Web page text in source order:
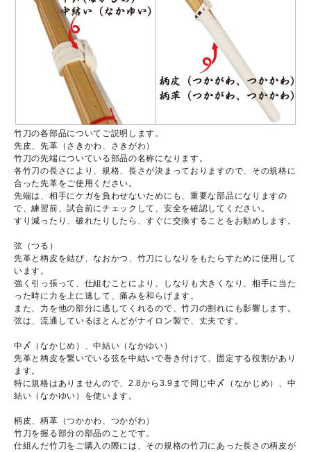
竹刀の各部品についてご説明します。
先皮、先革（さきかわ、さきがわ）
竹刀の先端についている部品の名称になります。
各竹刀の長さにより、規格、長さが決まっておりますので、その規格に
合った先革をご使用ください。
先端は、相手にケガを負わせないためにも、重要な部品になりますの
で、練習前、試合前にチェックして、安全を確認してください。
すり減ったり、破れたりしたら、すぐに交換することをお勧めします。
弦（つる）
先革と柄皮を結び、なおかつ、竹刀にしなりをもたらすために使用して
います。
強く引っ張って、仕組むことにより、しなりも大きくなり、相手に当た
った時に力を上に逃して、痛みを和らげます。
また、力を他の部分に逃してくれるので、竹刀の割れにも影響します。
弦は、流通しているほとんどがナイロン製で、丈夫です。
中〆（なかじめ）、中結い（なかゆい）
先革と柄皮を繋いでいる弦を中結いで巻き付けて、固定する役割があり
ます。
特に規格はありませんので、2.8から3.9まで同じ中〆（なかじめ）、中
結い（なかゆい）を使います。
柄皮、柄革（つかかわ、つかがわ）
竹刀を握る部分の部品のことです。
仕組んだ竹刀をご購入の際には、その規格の竹刀にあった長さの柄皮が